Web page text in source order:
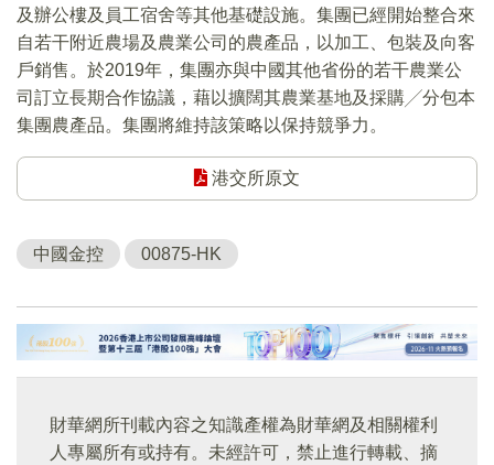
及辦公樓及員工宿舍等其他基礎設施。集團已經開始整合來
自若干附近農場及農業公司的農產品，以加工、包裝及向客
戶銷售。於2019年，集團亦與中國其他省份的若干農業公
司訂立長期合作協議，藉以擴闊其農業基地及採購╱分包本
集團農產品。集團將維持該策略以保持競爭力。
港交所原文
中國金控 00875-HK
財華網所刊載內容之知識產權為財華網及相關權利
人專屬所有或持有。未經許可，禁止進行轉載、摘